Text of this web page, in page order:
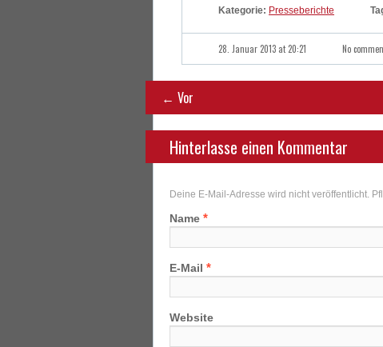
Kategorie: Presseberichte
28. Januar 2013 at 20:21 No
← Vor
Hinterlasse einen Kommentar
Deine E-Mail-Adresse wird nicht veröffentlicht.
Name *
E-Mail *
Website